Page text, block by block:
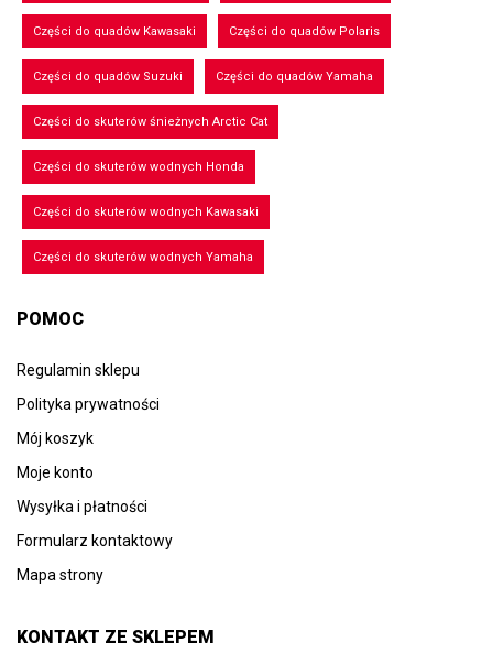
Części do quadów Kawasaki Części do quadów Polaris
Części do quadów Suzuki Części do quadów Yamaha
Części do skuterów śnieżnych Arctic Cat
Części do skuterów wodnych Honda
Części do skuterów wodnych Kawasaki
Części do skuterów wodnych Yamaha
POMOC
Regulamin sklepu
Polityka prywatności
Mój koszyk
Moje konto
Wysyłka i płatności
Formularz kontaktowy
Mapa strony
KONTAKT ZE SKLEPEM